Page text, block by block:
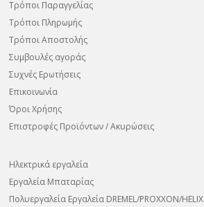
Τρόποι Παραγγελίας
Τρόποι Πληρωμής
Τρόποι Αποστολής
Συμβουλές αγοράς
Συχνές Ερωτήσεις
Επικοινωνία
Όροι Χρήσης
Επιστροφές Προϊόντων / Ακυρώσεις
Ηλεκτρικά εργαλεία
Εργαλεία Μπαταρίας
Πολυεργαλεία Εργαλεία DREMEL/PROXXON/HELIX